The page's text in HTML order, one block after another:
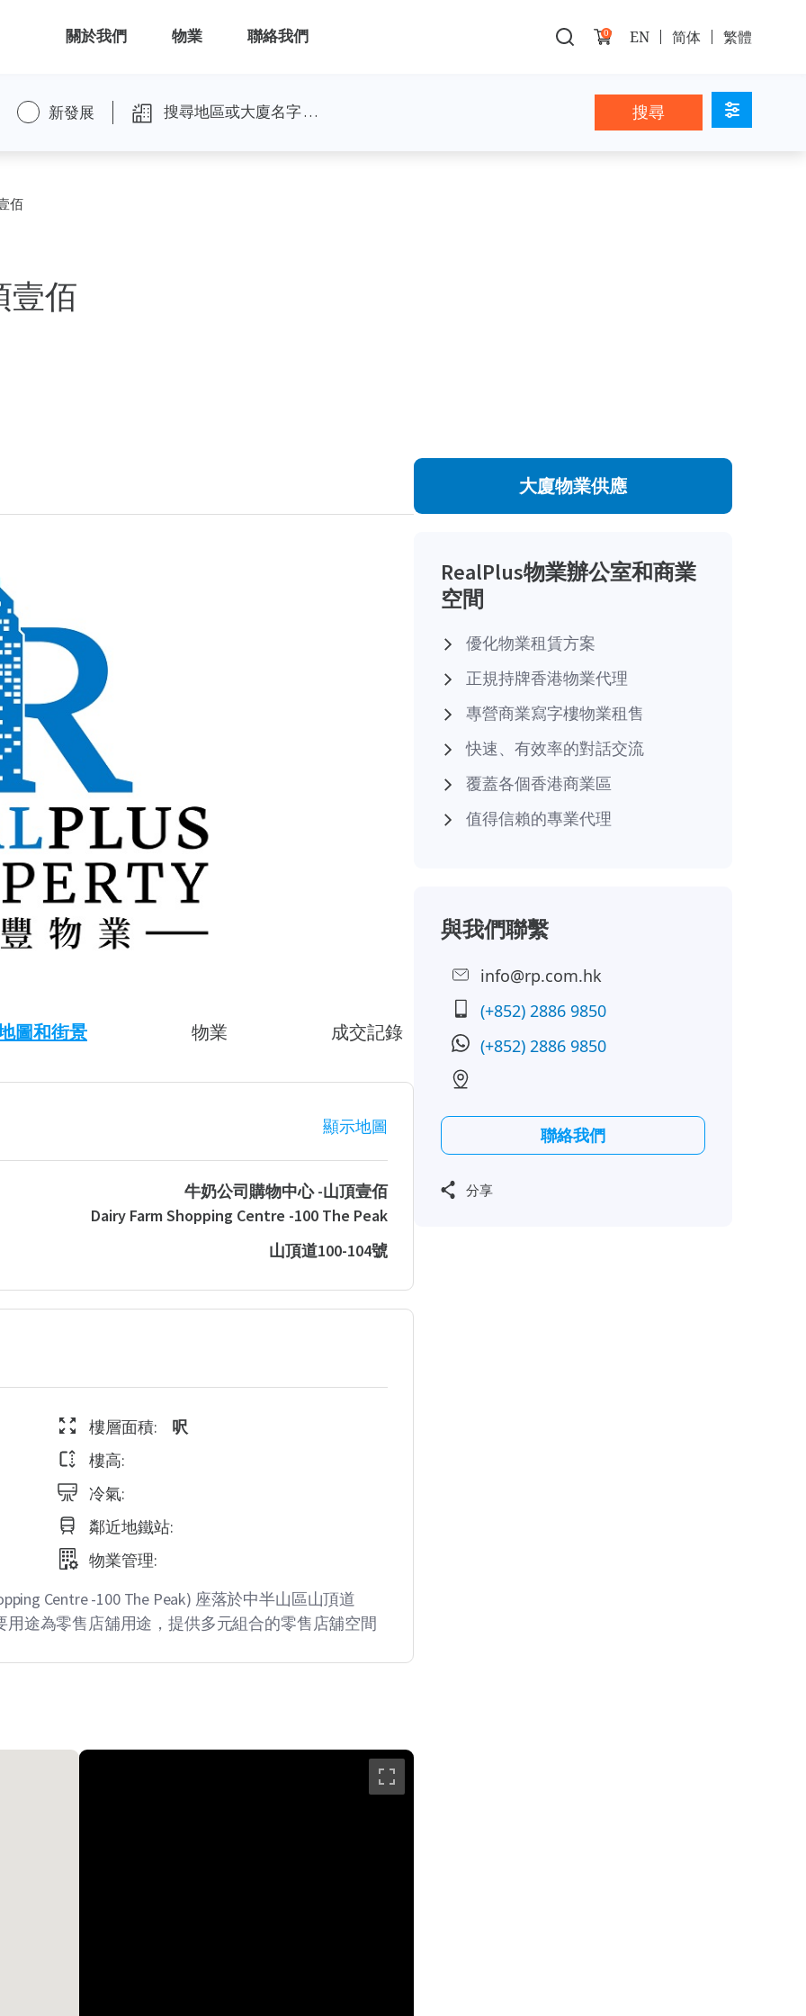
關於我們 物業 聯絡我們 0 EN 简体 繁體
新發展
佰
壹佰
圖和街景 物業 成交記錄
顯示地圖
牛奶公司購物中心 -山頂壹佰
Dairy Farm Shopping Centre -100 The Peak
山頂道100-104號
樓層面積:
呎
樓高:
冷氣:
鄰近地鐵站:
物業管理:
Centre -100 The Peak) 座落於中半山區山頂道
用途為零售店舖用途，提供多元組合的零售店舖空間
大廈物業供應
RealPlus物業辦公室和商業
空間
優化物業租賃方案
正規持牌香港物業代理
專營商業寫字樓物業租售
快速、有效率的對話交流
覆蓋各個香港商業區
值得信賴的專業代理
與我們聯繫
info@rp.com.hk
(+852) 2886 9850
(+852) 2886 9850
聯絡我們
分享